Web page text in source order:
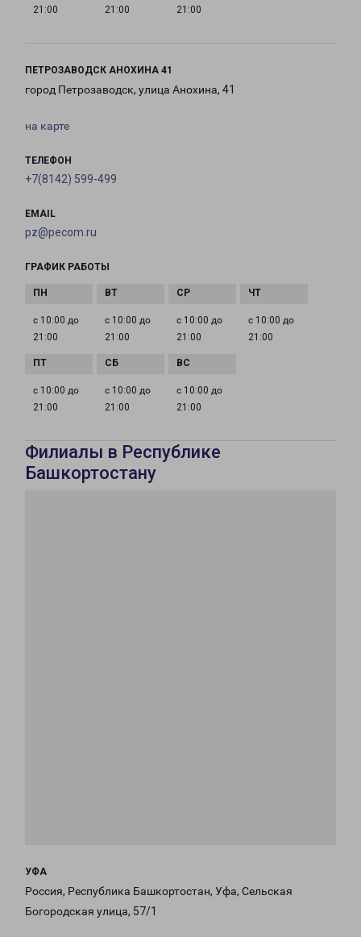
21:00
21:00
21:00
ПЕТРОЗАВОДСК АНОХИНА 41
город Петрозаводск, улица Анохина, 41
на карте
ТЕЛЕФОН
+7(8142) 599-499
EMAIL
pz@pecom.ru
ГРАФИК РАБОТЫ
с 10:00 до
21:00
с 10:00 до
21:00
с 10:00 до
21:00
с 10:00 до
21:00
с 10:00 до
21:00
с 10:00 до
21:00
с 10:00 до
21:00
Филиалы в Республике
Башкортостану
УФА
Россия, Республика Башкортостан, Уфа, Сельская
Богородская улица, 57/1